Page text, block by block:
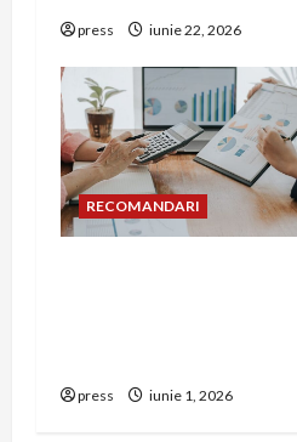
press iunie 22, 2026
RECOMANDARI
press iunie 1, 2026